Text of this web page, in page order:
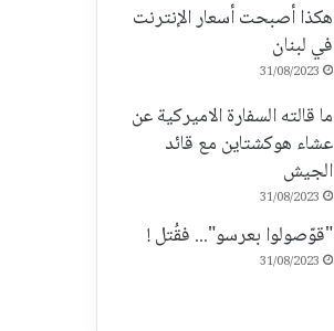
هكذا أصبحت أسعار الإنترنت
في لبنان
31/08/2023
ما قالته السفارة الاميركية عن
عشاء هوكشتاين مع قائد
الجيش
31/08/2023
"قوّصولوا بعرسو"... فقُتل !
31/08/2023